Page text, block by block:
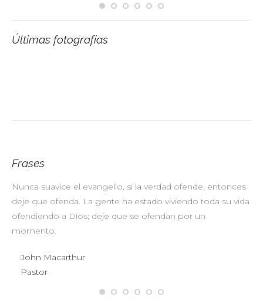
Últimas fotografías
Frases
Nunca suavice el evangelio, si la verdad ofende, entonces
deje que ofenda. La gente ha estado viviendo toda su vida
ofendiendo a Dios; deje que se ofendan por un
momento.
John Macarthur
Pastor